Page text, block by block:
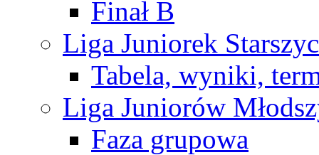
Finał B
Liga Juniorek
Tabela, wyniki,
Liga Juniorów
Faza grupowa